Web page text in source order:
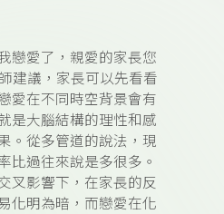
戀愛了，親愛的家長您
建議，家長可以先看看
愛在不同時空背景會有
是大腦結構的理性和感
。從多管道的說法，現
比過往來說是多很多。
叉影響下，在家長的反
化明為暗，而戀愛在化